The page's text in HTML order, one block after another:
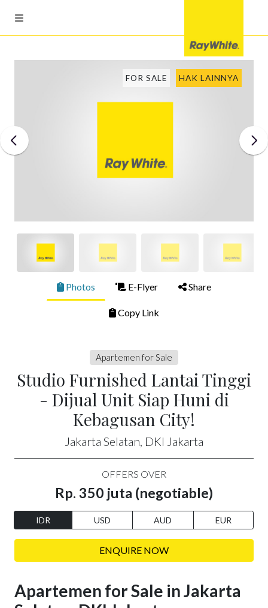
FOR SALE HAK LAINNYA
Photos E-Flyer Share
Copy Link
Apartemen for Sale
Studio Furnished Lantai Tinggi
- Dijual Unit Siap Huni di
Kebagusan City!
Jakarta Selatan, DKI Jakarta
OFFERS OVER
Rp. 350 juta (negotiable)
IDR USD AUD EUR
ENQUIRE NOW
Apartemen for Sale in Jakarta